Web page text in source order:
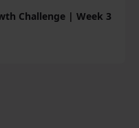
Challenge | Week 3